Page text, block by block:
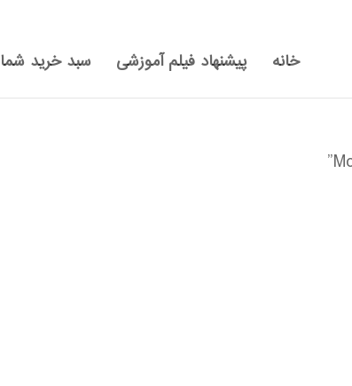
خانه پیشنهاد فیلم آموزشی سبد خرید شما